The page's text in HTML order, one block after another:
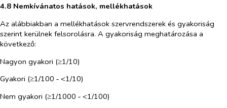
4.8 Nemkívánatos hatások, mellékhatások
Az alábbiakban a mellékhatások szervrendszerek és gyakoriság
szerint kerülnek felsorolásra. A gyakoriság meghatározása a
következő:
Nagyon gyakori (≥1/10)
Gyakori (≥1/100 ‑ <1/10)
Nem gyakori (≥1/1000 ‑ <1/100)